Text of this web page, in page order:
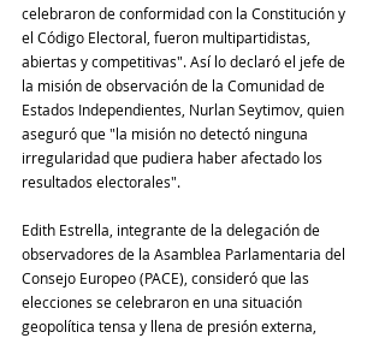
celebraron de conformidad con la Constitución y
el Código Electoral, fueron multipartidistas,
abiertas y competitivas". Así lo declaró el jefe de
la misión de observación de la Comunidad de
Estados Independientes, Nurlan Seytimov, quien
aseguró que "la misión no detectó ninguna
irregularidad que pudiera haber afectado los
resultados electorales".
Edith Estrella, integrante de la delegación de
observadores de la Asamblea Parlamentaria del
Consejo Europeo (PACE), consideró que las
elecciones se celebraron en una situación
geopolítica tensa y llena de presión externa,